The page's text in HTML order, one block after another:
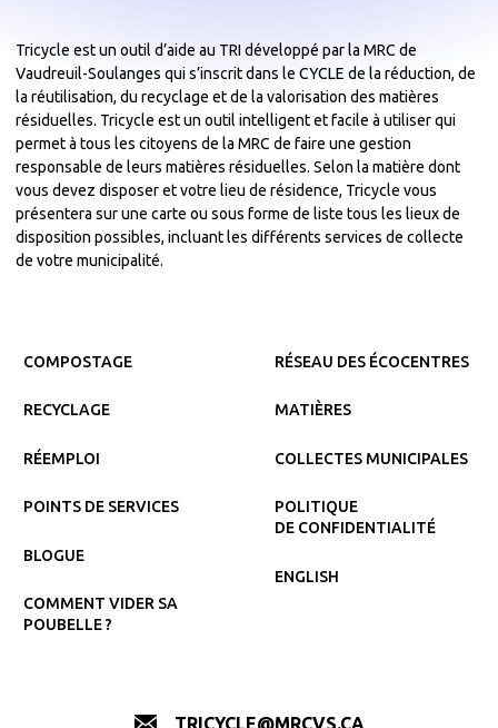
Tricycle est un outil d’aide au TRI développé par la MRC de
Vaudreuil-Soulanges qui s’inscrit dans le CYCLE de la réduction, de
la réutilisation, du recyclage et de la valorisation des matières
résiduelles. Tricycle est un outil intelligent et facile à utiliser qui
permet à tous les citoyens de la MRC de faire une gestion
responsable de leurs matières résiduelles. Selon la matière dont
vous devez disposer et votre lieu de résidence, Tricycle vous
présentera sur une carte ou sous forme de liste tous les lieux de
disposition possibles, incluant les différents services de collecte
de votre municipalité.
COMPOSTAGE
RECYCLAGE
RÉEMPLOI
POINTS DE SERVICES
BLOGUE
COMMENT VIDER SA
POUBELLE ?
RÉSEAU DES ÉCOCENTRES
MATIÈRES
COLLECTES MUNICIPALES
POLITIQUE
DE CONFIDENTIALITÉ
ENGLISH
TRICYCLE@MRCVS.CA